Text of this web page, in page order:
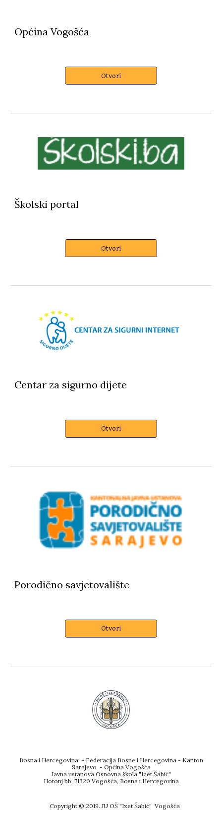
Općina Vogošća
Otvori
Školski portal
Otvori
Centar za sigurno dijete
Otvori
Porodično savjetovalište
Otvori
Bosna i Hercegovina - Federacija Bosne i Hercegovina - Kanton
Sarajevo - Općina Vogošća
Javna ustanova Osnovna škola "Izet Šabić"
Hotonj bb, 71320 Vogošća, Bosna i Hercegovina
Copyright © 2019. JU OŠ "Izet Šabić" Vogošća